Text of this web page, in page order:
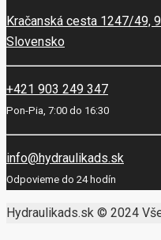
Kračanská cesta 1247/49,
Slovensko
+421 903 249 347
Pon-Pia, 7:00 do 16:30
info@hydraulikads.sk
Odpovieme do 24 hodín
Hydraulikads.sk © 2024